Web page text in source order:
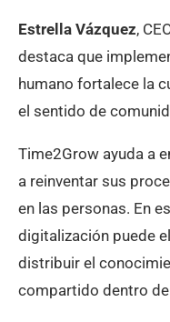
Estrella Vázquez,
destaca que
humano fortalece la
el sentido de
Time2Grow ayuda a
a reinventar sus
en las personas. En
digitalización puede
distribuir el
compartido dentro